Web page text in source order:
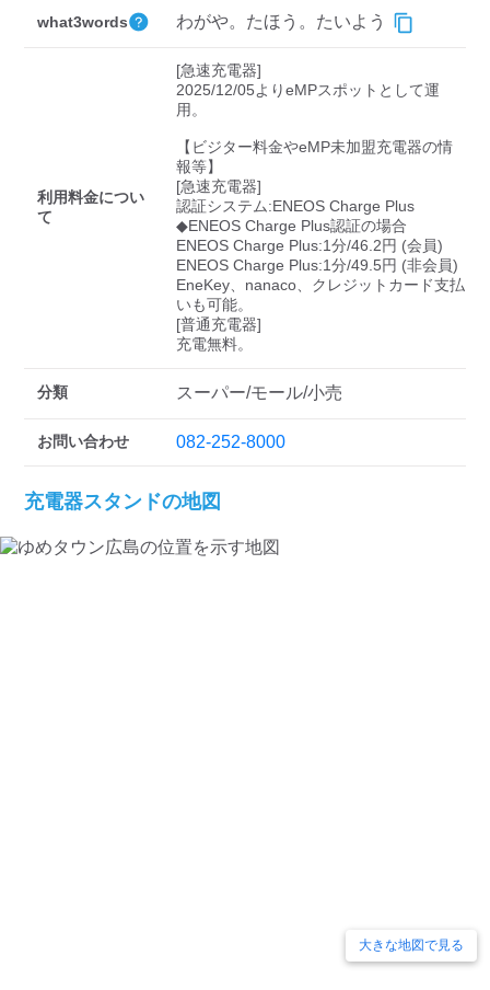
what3words わがや。たほう。たいよう
利用料金につい
て
[急速充電器]
2025/12/05よりeMPスポットとして運
用。
【ビジター料金やeMP未加盟充電器の情
報等】
[急速充電器]
認証システム:ENEOS Charge Plus
◆ENEOS Charge Plus認証の場合
ENEOS Charge Plus:1分/46.2円 (会員)
ENEOS Charge Plus:1分/49.5円 (非会員)
EneKey、nanaco、クレジットカード支払
いも可能。
[普通充電器]
充電無料。
分類 スーパー/モール/小売
お問い合わせ 082-252-8000
充電器スタンドの地図
大きな地図で見る